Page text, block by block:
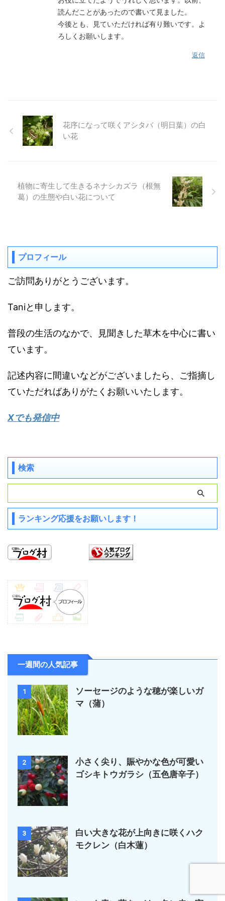
読んだことがあったので書いて見ました。
今後とも、見ていただければ有り難いです。よ
ろしくお願いします。
返信
花序になって咲くアシタバ（明日葉）の白
い花
植物に寄生して生きるネナシカズラ（根無
葛）の生態や白い花について
プロフィール
ご訪問ありがとうございます。
Taniと申します。
普段の生活のなかで、見聞きした草木を中心に書い
ています。
記述内容に間違いなどがございましたら、ご指摘し
ていただればありがたくお願いいたします。
Xでも発信中
検索
ランキング応援をお願いします！
一週間の人気記事
1
ソーセージのような穂が楽しいガ
マ（蒲）
2
小さく尖り、賑やかな色が可愛い
ゴシキトウガラシ（五色唐辛子）
3
白い大きな花が上向きに咲くハク
モクレン（白木蓮）